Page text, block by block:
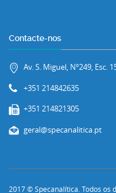
Contacte-nos
Av. S. Miguel, Nº249, Esc.
+351 214842635
+351 214821305
geral@specanalitica.pt
2017 © Specanalítica. Todos os